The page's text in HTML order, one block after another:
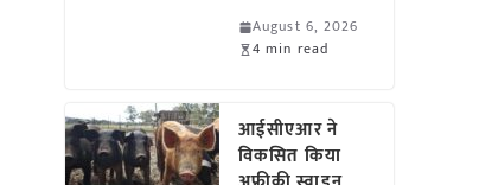
August 6, 2026
4 min read
आईसीएआर ने
विकसित किया